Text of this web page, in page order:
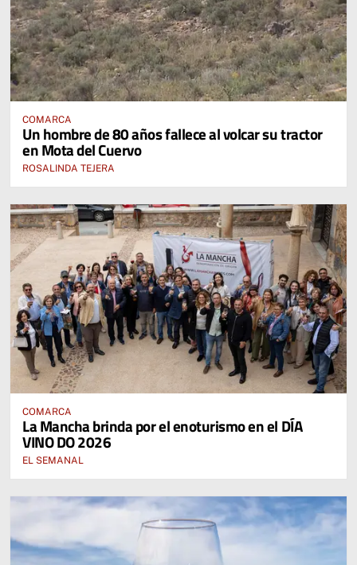
COMARCA
Un hombre de 80 años fallece al volcar su tractor
en Mota del Cuervo
ROSALINDA TEJERA
COMARCA
La Mancha brinda por el enoturismo en el DÍA
VINO DO 2026
EL SEMANAL